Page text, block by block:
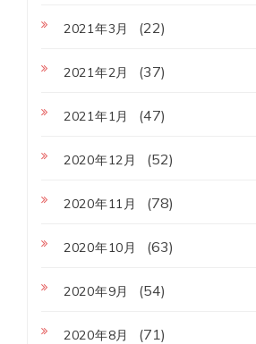
2021年3月 (22)
2021年2月 (37)
2021年1月 (47)
2020年12月 (52)
2020年11月 (78)
2020年10月 (63)
2020年9月 (54)
2020年8月 (71)